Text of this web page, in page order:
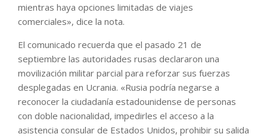
mientras haya opciones limitadas de viajes
comerciales», dice la nota.
El comunicado recuerda que el pasado 21 de
septiembre las autoridades rusas declararon una
movilización militar parcial para reforzar sus fuerzas
desplegadas en Ucrania. «Rusia podría negarse a
reconocer la ciudadanía estadounidense de personas
con doble nacionalidad, impedirles el acceso a la
asistencia consular de Estados Unidos, prohibir su salida